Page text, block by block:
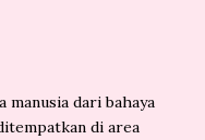
manusia dari bahaya
di area